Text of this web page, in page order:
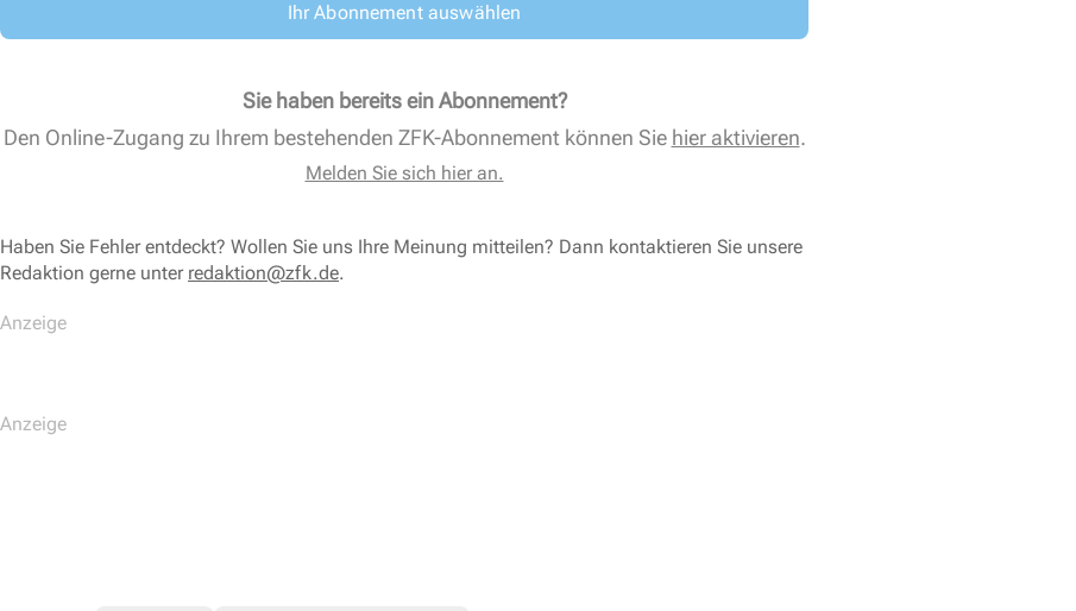
Ihr Abonnement auswählen
Sie haben bereits ein Abonnement?
Den Online-Zugang zu Ihrem bestehenden ZFK-Abonnement können Sie hier aktivieren.
Melden Sie sich hier an.
Haben Sie Fehler entdeckt? Wollen Sie uns Ihre Meinung mitteilen? Dann kontaktieren Sie unsere
Redaktion gerne unter redaktion@zfk.de.